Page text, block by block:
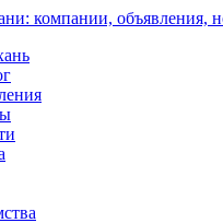
компании, объявления,